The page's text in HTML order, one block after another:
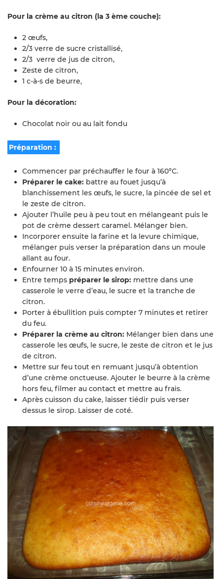
Pour la crème au citron (la 3 ème couche):
2 œufs,
2/3 verre de sucre cristallisé,
2/3 verre de jus de citron,
Zeste de citron,
1 c-à-s de beurre,
Pour la décoration:
Chocolat noir ou au lait fondu
Préparation :
Commencer par préchauffer le four à 160°C.
Préparer le cake: battre au fouet jusqu’à
blanchissement les œufs, le sucre, la pincée de sel et
le zeste de citron.
Ajouter l’huile peu à peu tout en mélangeant puis le
pot de crème dessert caramel. Mélanger bien.
Incorporer ensuite la farine et la levure chimique,
mélanger puis verser la préparation dans un moule
allant au four.
Enfourner 10 à 15 minutes environ.
Entre temps préparer le sirop: mettre dans une
casserole le verre d’eau, le sucre et la tranche de
citron.
Porter à ébullition puis compter 7 minutes et retirer
du feu.
Préparer la crème au citron: Mélanger bien dans une
casserole les œufs, le sucre, le zeste de citron et le jus
de citron.
Mettre sur feu tout en remuant jusqu’à obtention
d’une crème onctueuse. Ajouter le beurre à la crème
hors feu, filmer au contact et mettre au frais.
Après cuisson du cake, laisser tiédir puis verser
dessus le sirop. Laisser de coté.